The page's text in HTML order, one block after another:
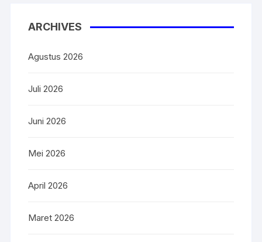
ARCHIVES
Agustus 2026
Juli 2026
Juni 2026
Mei 2026
April 2026
Maret 2026